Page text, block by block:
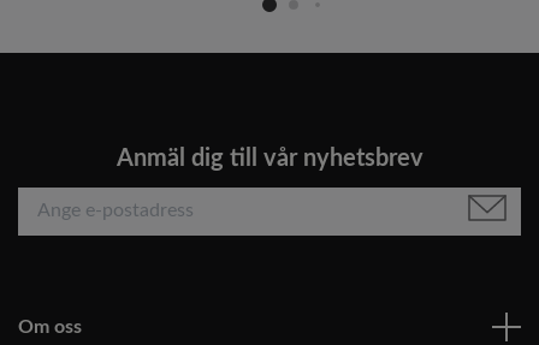
Anmäl dig till vår nyhetsbrev
Om oss